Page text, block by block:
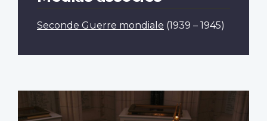
Seconde Guerre mondiale (1939 – 1945)